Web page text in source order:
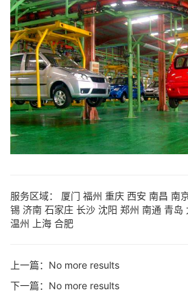
服务区域： 厦门 福州 重庆 西安 南昌 南
锡 济南 石家庄 长沙 沈阳 郑州 南通 青岛
温州
上海 合肥
上一篇： No more results
下一篇： No more results